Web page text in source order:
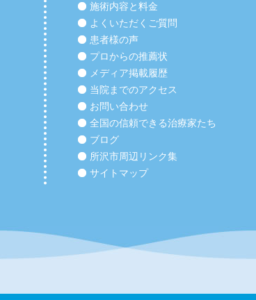
施術内容と料金
よくいただくご質問
患者様の声
プロからの推薦状
メディア掲載履歴
当院までのアクセス
お問い合わせ
全国の信頼できる治療家たち
ブログ
所沢市周辺リンク集
サイトマップ